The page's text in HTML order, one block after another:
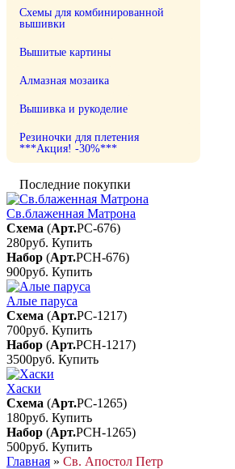
Схемы для комбинированной
вышивки
Вышитые картины
Алмазная мозаика
Вышивка и рукоделие
Резиночки для плетения
***Акция! -30%***
Последние покупки
Св.блаженная Матрона
Схема (Арт.РС-676)
280руб. Купить
Набор (Арт.РСН-676)
900руб. Купить
Алые паруса
Схема (Арт.РС-1217)
700руб. Купить
Набор (Арт.РСН-1217)
3500руб. Купить
Хаски
Схема (Арт.РС-1265)
180руб. Купить
Набор (Арт.РСН-1265)
500руб. Купить
Главная » Св. Апостол Петр